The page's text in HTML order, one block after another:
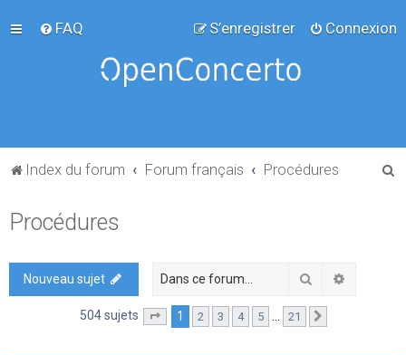
FAQ Connexion
S’enregistrer
Index du forum Forum français Procédures
Procédures
Nouveau sujet Rechercher
504 sujets Page sur21
1 2 3 4 5 … 21